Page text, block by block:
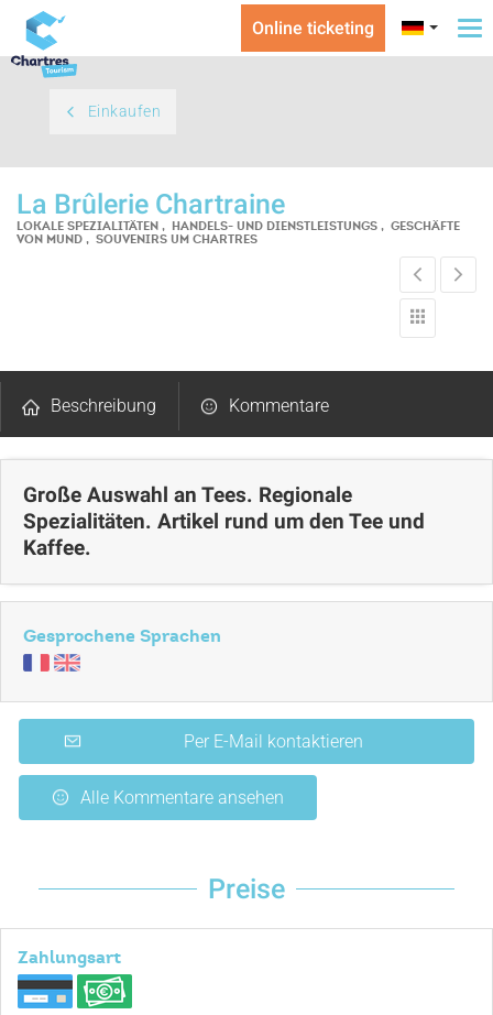
Online ticketing
Einkaufen
La Brûlerie Chartraine
LOKALE SPEZIALITÄTEN , HANDELS- UND DIENSTLEISTUNGS , GESCHÄFTE
VON MUND , SOUVENIRS UM CHARTRES
Beschreibung Kommentare
Große Auswahl an Tees. Regionale
Spezialitäten. Artikel rund um den Tee und
Kaffee.
Gesprochene Sprachen
Per E-Mail kontaktieren
Alle Kommentare ansehen
Preise
Zahlungsart